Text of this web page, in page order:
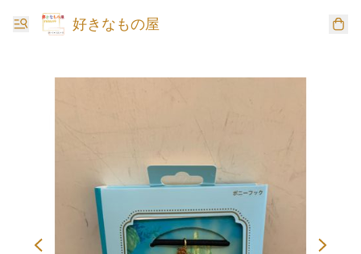
好きなもの屋